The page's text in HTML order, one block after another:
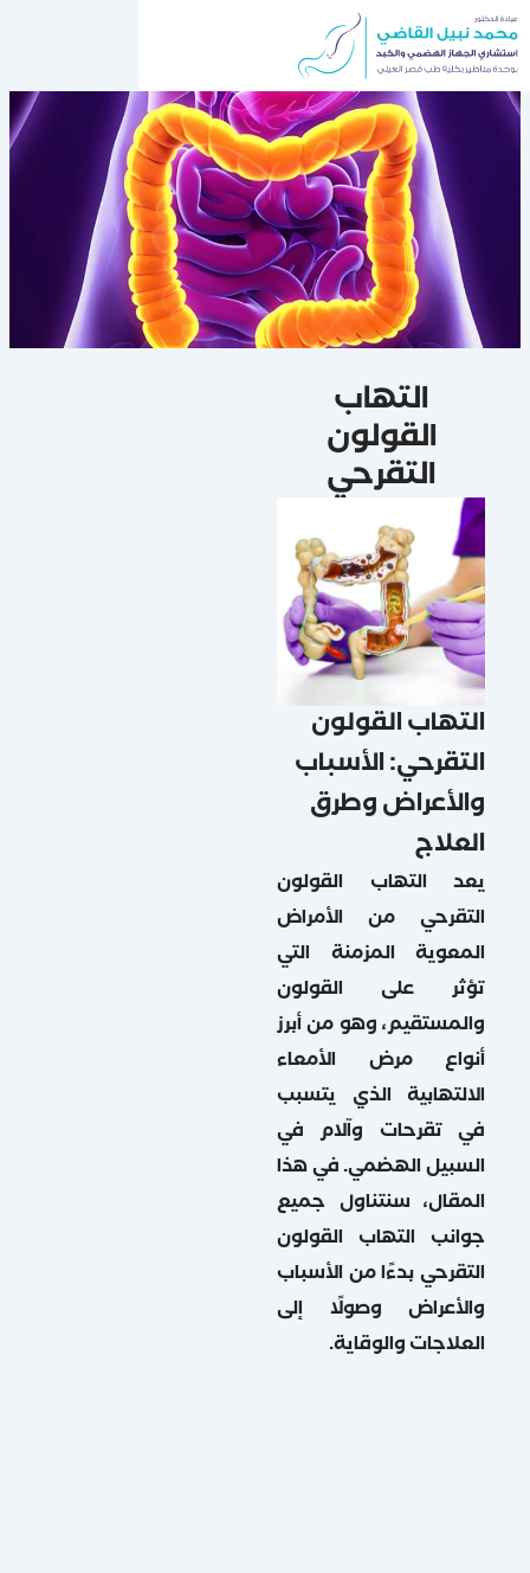
تخطي
إلى
المحتوى
التهاب
القولون
التقرحي
التهاب القولون
التقرحي: الأسباب
والأعراض وطرق
العلاج
يعد التهاب القولون
التقرحي من الأمراض
المعوية المزمنة التي
تؤثر على القولون
والمستقيم، وهو من أبرز
أنواع مرض الأمعاء
الالتهابية الذي يتسبب
في تقرحات وآلام في
السبيل الهضمي. في هذا
المقال، سنتناول جميع
جوانب التهاب القولون
التقرحي بدءًا من الأسباب
والأعراض وصولًا إلى
العلاجات والوقاية.